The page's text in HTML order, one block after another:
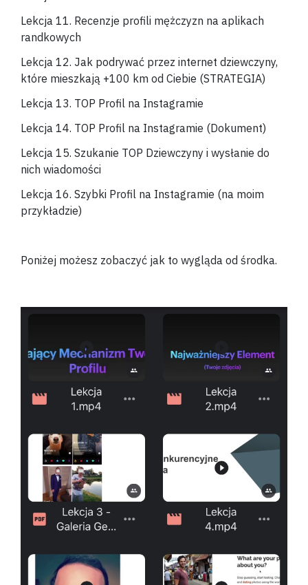
Lekcja 11. Recenzje profili mężczyzn na aplikach
randkowych
Lekcja 12. Jak podrywać przez internet dziewczyny,
które mieszkają +100 km od Ciebie (STRATEGIA)
Lekcja 13. TOP Profil na Instagramie
Lekcja 14. TOP Profil na Instagramie (Dokument)
Lekcja 15. Szukanie TOP Dziewczyny i wysłanie do
nich wiadomości
Lekcja 16. Szybki Profil na Instagramie (na moim
przykładzie)
Poniżej możesz zobaczyć jak to wygląda od środka.